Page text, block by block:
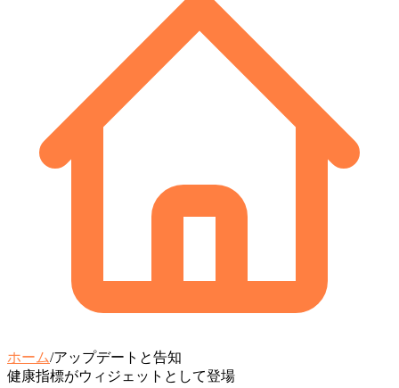
ホーム/アップデートと告知
健康指標がウィジェットとして登場